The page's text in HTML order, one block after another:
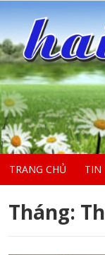
TRANG CHỦ TIN
Tháng: